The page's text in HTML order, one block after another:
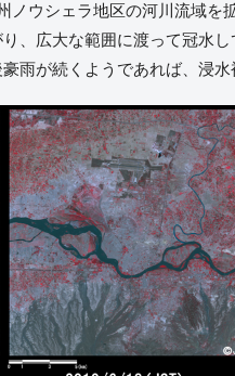
ノウシェラ地区の河川流域
、広大な範囲に渡って冠水
雨が続くようであれば、浸水